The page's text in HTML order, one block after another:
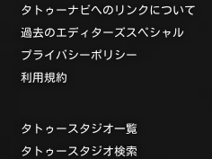
タトゥーナビへのリンクについて
過去のエディターズスペシャル
プライバシーポリシー
利用規約
タトゥースタジオ一覧
タトゥースタジオ検索